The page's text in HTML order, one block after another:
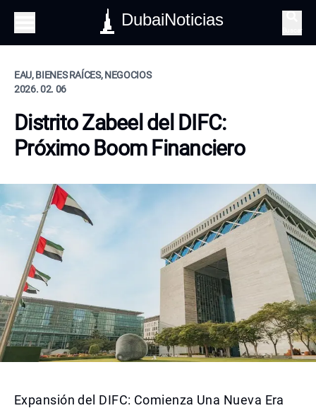
DubaiNoticias
EAU, BIENES RAÍCES, NEGOCIOS
2026. 02. 06
Distrito Zabeel del DIFC:
Próximo Boom Financiero
Expansión del DIFC: Comienza Una Nueva Era